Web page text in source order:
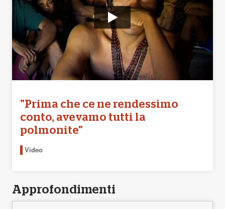
"Prima che ce ne rendessimo
conto, avevamo tutti la
polmonite"
Video
Approfondimenti